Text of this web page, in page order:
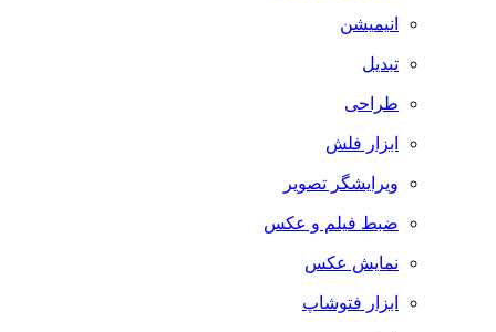
انیمیشن
تبدیل
طراحی
ابزار فلش
ویرایشگر تصویر
ضبط فيلم و عكس
نمایش عکس
ابزار فتوشاپ